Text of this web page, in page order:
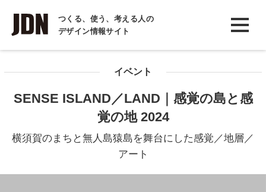
つくる、使う、考える人の
デザイン情報サイト
INTERVIEW
インタビュー
イベント
SENSE ISLAND／LAND｜感覚の島と感
覚の地 2024
横須賀のまちと無人島猿島を舞台にした感覚／地層／
アート